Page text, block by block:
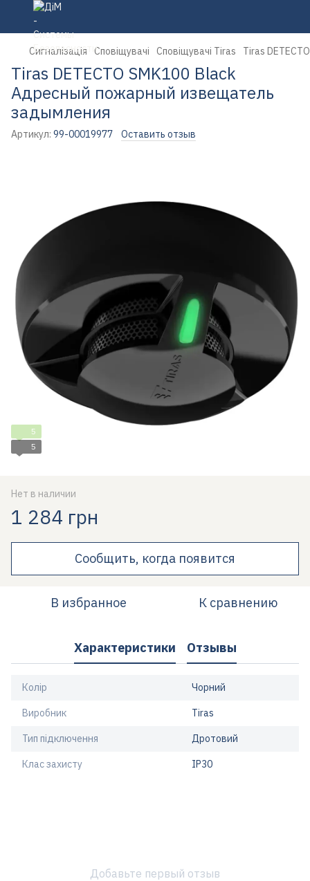
Сигналізація Сповіщувачі Сповіщувачі Tiras Tiras
Tiras DETECTO SMK100 Black
Адресный пожарный извещатель
задымления
Артикул: 99-00019977 Оставить отзыв
5
5
Нет в наличии
1 284 грн
Сообщить, когда появится
В избранное К сравнению
Характеристики Отзывы
Колір Чорний
Виробник Tiras
Тип підключення Дротовий
Клас захисту IP30
Добавьте первый отзыв